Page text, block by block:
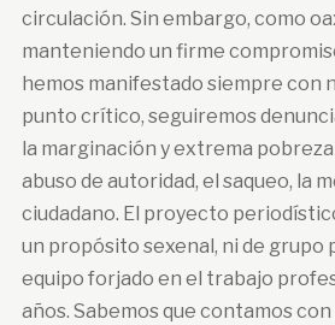
circulación. Sin embargo, como
manteniendo un firme
hemos manifestado siempre con
punto crítico, seguiremos
la marginación y extrema pobreza
abuso de autoridad, el saqueo, la
ciudadano. El proyecto
un propósito sexenal, ni de grupo
equipo forjado en el trabajo
años. Sabemos que contamos